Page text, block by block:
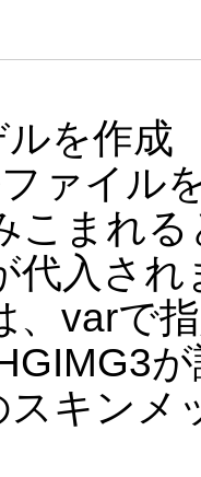
を作成
ァイル
こまれ
代入さ
、varで
スキンメ